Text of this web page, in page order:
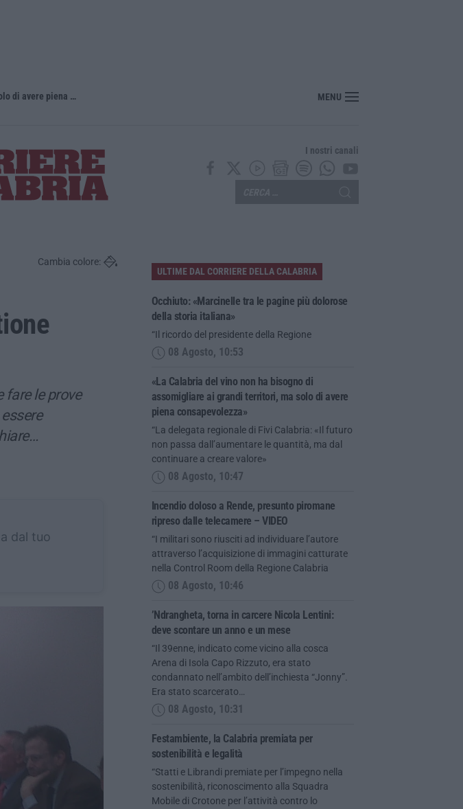
«La Calabria del vino non ha bisogno di assomigliare ai grandi territori, ma solo di avere piena consapevolezza» Incendio doloso a Rende, presunto piromane ripreso dalle telecamere – VIDEO
MENU
I nostri canali
Cambia colore:
fare le prove
dal tuo
ULTIME DAL CORRIERE DELLA CALABRIA
Occhiuto: «Marcinelle tra le pagine più dolorose
della storia italiana»
“Il ricordo del presidente della Regione
08 Agosto, 10:53
«La Calabria del vino non ha bisogno di
assomigliare ai grandi territori, ma solo di avere
piena consapevolezza»
“La delegata regionale di Fivi Calabria: «Il futuro
non passa dall’aumentare le quantità, ma dal
continuare a creare valore»
08 Agosto, 10:47
Incendio doloso a Rende, presunto piromane
ripreso dalle telecamere – VIDEO
“I militari sono riusciti ad individuare l’autore
attraverso l’acquisizione di immagini catturate
nella Control Room della Regione Calabria
08 Agosto, 10:46
’Ndrangheta, torna in carcere Nicola Lentini:
deve scontare un anno e un mese
“Il 39enne, indicato come vicino alla cosca
Arena di Isola Capo Rizzuto, era stato
condannato nell’ambito dell’inchiesta “Jonny”.
Era stato scarcerato…
08 Agosto, 10:31
Festambiente, la Calabria premiata per
sostenibilità e legalità
“Statti e Librandi premiate per l’impegno nella
sostenibilità, riconoscimento alla Squadra
Mobile di Crotone per l’attività contro lo